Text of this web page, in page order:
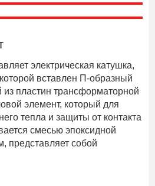
электрическая катушка,
вставлен П-образный
из пластин трансформаторной
элемент, который для
тепла и защиты от контакта
смесью эпоксидной
представляет собой